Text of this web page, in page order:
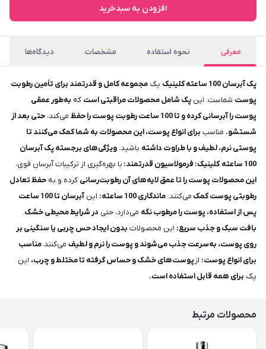
افزودن به سبدخرید
معرفی نحوه استفاده مشخصات دیدگاه‌ها
پک آبرسان 100 ساعته کلینیک یک مجموعه کامل و قدرتمند برای تأمین رطوبت
پوست شماست. این پک شامل محصولات مراقبتی است که به‌طور عمقی
پوست را آبرسانی کرده و تا 100 ساعت رطوبت پوست را حفظ
می‌کند، حتی بعد از
شستشو. مناسب برای انواع پوست، این محصولات به شما کمک می‌کنند تا
پوستی نرم، لطیف و با طراوت داشته باشید. ویژگی‌های برجسته پک آبرسان
100 ساعته
کلینیک: فرمولاسیون قدرتمند: با بهره‌گیری از ترکیبات آبرسان قوی،
این محصولات پوست را تا عمق لایه‌های آن رطوبت‌رسانی کرده و به حفظ تعادل
رطوبتی پوست کمک می‌کنند. ماندگاری 100 ساعته: این
آبرسان تا 100 ساعت
پس از استفاده، پوست را مرطوب نگه می‌دارد، حتی در شرایط محیطی خشک.
بافت سبک و جذب سریع: این محصولات بدون ایجاد حس چربی یا سنگینی بر
روی پوست، به‌سرعت جذب می‌شوند و پوست را نرم و لطیف می‌کنند.مناسب
برای انواع پوست: از پوست‌های خشک و حساس گرفته تا مختلط و چرب، این
پک برای همه قابل استفاده است.
محصولات مرتبط